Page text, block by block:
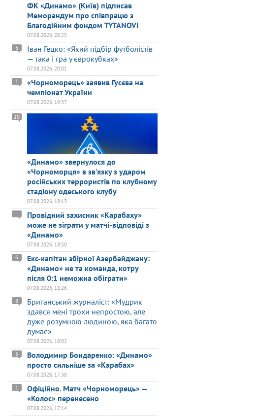
ФК «Динамо» (Київ) підписав
Меморандум про співпрацю з
Благодійним фондом TYTANOVI
07.08.2026, 20:25
Іван Гецко: «Який підбір футболістів
— така і гра у єврокубках»
3
07.08.2026, 20:01
«Чорноморець» заявив Гусєва на
чемпіонат України
1
07.08.2026, 19:37
«Динамо» звернулося до
«Чорноморця» в зв'язку з ударом
російських террористів по клубному
стадіону одеського клубу
10
07.08.2026, 19:13
Провідний захисник «Карабаху»
може не зіграти у матчі-відповіді з
«Динамо»
07.08.2026, 18:50
Екс-капітан збірної Азербайджану:
«Динамо» не та команда, котру
після 0:1 неможна обіграти»
6
07.08.2026, 18:26
Британський журналіст: «Мудрик
здався мені трохи непростою, але
дуже розумною людиною, яка багато
думає»
8
07.08.2026, 18:02
Володимир Бондаренко: «Динамо»
просто сильніше за «Карабах»
5
07.08.2026, 17:38
Офіційно. Матч «Чорноморець» —
«Колос» перенесено
1
07.08.2026, 17:14